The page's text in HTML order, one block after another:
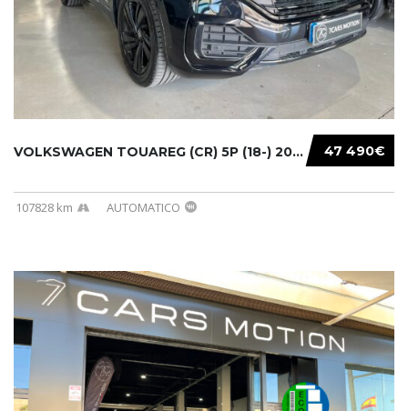
47 490€
VOLKSWAGEN TOUAREG (CR) 5P (18-) 2021...
107828 km AUTOMATICO